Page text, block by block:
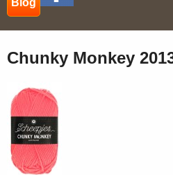
Chunky Monkey